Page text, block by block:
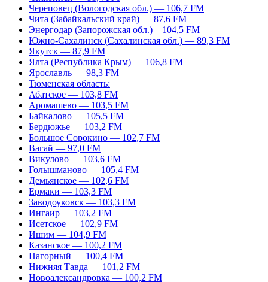
Череповец (Вологодская обл.) — 106,7 FM
Чита (Забайкальский край) — 87,6 FM
Энергодар (Запорожская обл.) – 104,5 FM
Южно-Сахалинск (Сахалинская обл.) — 89,3 FM
Якутск — 87,9 FM
Ялта (Республика Крым) — 106,8 FM
Ярославль — 98,3 FM
Тюменская область:
Абатское — 103,8 FM
Аромашево — 103,5 FM
Байкалово — 105,5 FM
Бердюжье — 103,2 FM
Большое Сорокино — 102,7 FM
Вагай — 97,0 FM
Викулово — 103,6 FM
Голышманово — 105,4 FM
Демьянское — 102,6 FM
Ермаки — 103,3 FM
Заводоуковск — 103,3 FM
Ингаир — 103,2 FM
Исетское — 102,9 FM
Ишим — 104,9 FM
Казанское — 100,2 FM
Нагорный — 100,4 FM
Нижняя Тавда — 101,2 FM
Новоалександровка — 100,2 FM